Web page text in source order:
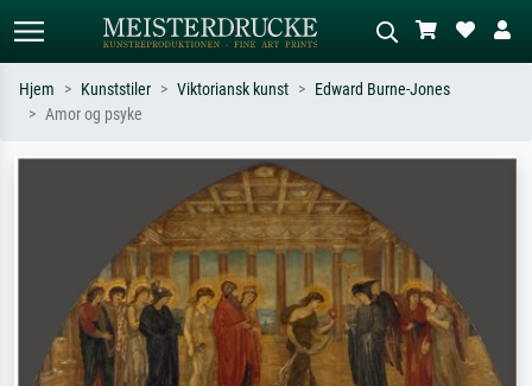
Søk etter kunstner, tittel eller stil – for
eksempel Monet, Stjernenatt,
impresjonisme, Hokusai-bølgen, akt.
Beskriv scenen – for eksempel grønn
eng, abstrakt med mye rødt, mørkt
oljemaleri, stående akt ved et tre.
Hjem Kunststiler Viktoriansk kunst
Edward Burne-Jones
Amor og psyke